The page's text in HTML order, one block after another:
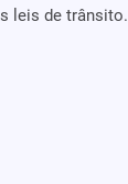
leis de trânsito.